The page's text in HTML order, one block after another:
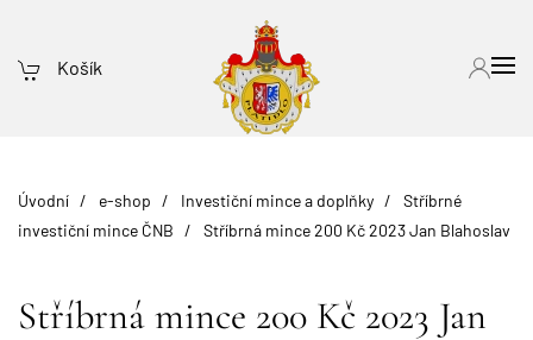
Košík
Úvodní e-shop Investiční mince a doplňky
Stříbrné
investiční mince ČNB
Stříbrná mince 200 Kč 2023 Jan Blahoslav
Stříbrná mince 200 Kč 2023 Jan